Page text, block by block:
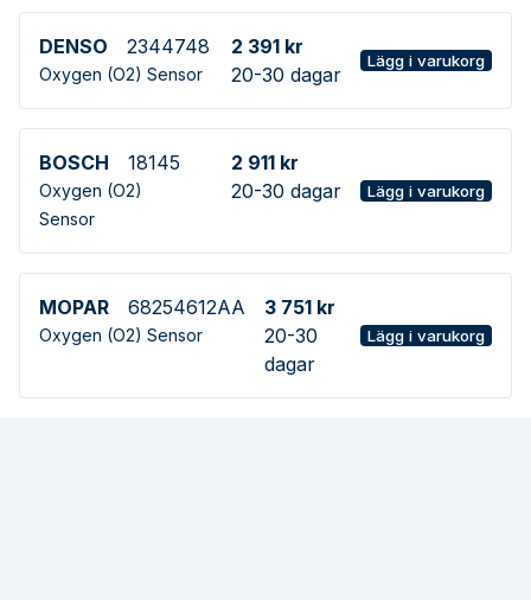
DENSO 2344748
Oxygen (O2) Sensor
2 391 kr
20-30 dagar
Lägg i varukorg
BOSCH 18145
Oxygen (O2)
Sensor
2 911 kr
20-30 dagar
Lägg i varukorg
MOPAR 68254612AA
Oxygen (O2) Sensor
3 751 kr
20-30
dagar
Lägg i varukorg